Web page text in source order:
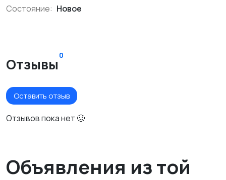
Состояние: Новое
Отзывы
0
Оставить отзыв
Отзывов пока нет 🥴
Объявления из той